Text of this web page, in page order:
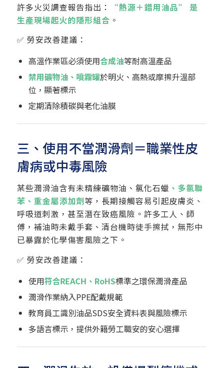
許多火災調查報告指出：
“熱源＋錯用油品” 是
生產現場起火的隱形組合 。
✅ 勞安改善建議：
高溫作業區必須使用合成油等耐高溫產品
禁用礦物油、噴霧罐於明火、高熱或摩擦升溫部
位，顯著標示
定期清除積碳與老化油膜
三、使用不當潤滑劑＝職業性皮
膚病或中毒風險
某些潤滑油含有未精練礦物油、氯化石蠟 、多氯聯
苯、重金屬添加劑等，長期接觸容易引起皮膚炎、
呼吸道刺激，甚至潛在致癌風險。許多工人、師
傅，補油時未戴手套、清台機時徒手擦拭，無形中
已暴露於化學傷害風險之下。
✅ 勞安改善建議：
使用符合REACH、RoHS標準之環保潤滑產品
潤滑作業納入PPE配戴規範
教育員工識別油品SDS安全資料表與風險標示
多語言標示，提供外籍勞工職安的安心選擇